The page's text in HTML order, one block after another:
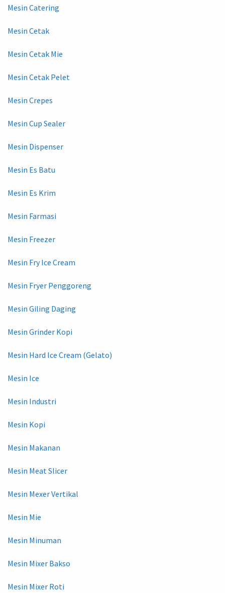
Mesin Catering
Mesin Cetak
Mesin Cetak Mie
Mesin Cetak Pelet
Mesin Crepes
Mesin Cup Sealer
Mesin Dispenser
Mesin Es Batu
Mesin Es Krim
Mesin Farmasi
Mesin Freezer
Mesin Fry Ice Cream
Mesin Fryer Penggoreng
Mesin Giling Daging
Mesin Grinder Kopi
Mesin Hard Ice Cream (Gelato)
Mesin Ice
Mesin Industri
Mesin Kopi
Mesin Makanan
Mesin Meat Slicer
Mesin Mexer Vertikal
Mesin Mie
Mesin Minuman
Mesin Mixer Bakso
Mesin Mixer Roti